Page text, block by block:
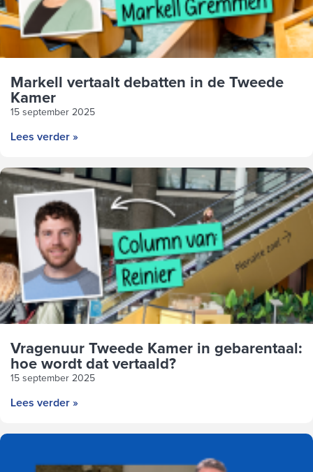
Markell vertaalt debatten in de Tweede
Kamer
15 september 2025
Lees verder »
Vragenuur Tweede Kamer in gebarentaal:
hoe wordt dat vertaald?
15 september 2025
Lees verder »